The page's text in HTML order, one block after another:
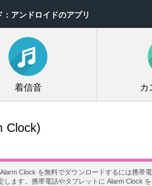
アンドロイドのアプリ
着信音 カ
Clock)
Clock を無料でダウンロードするには携帯
します。携帯電話やタブレットに Alarm Clock